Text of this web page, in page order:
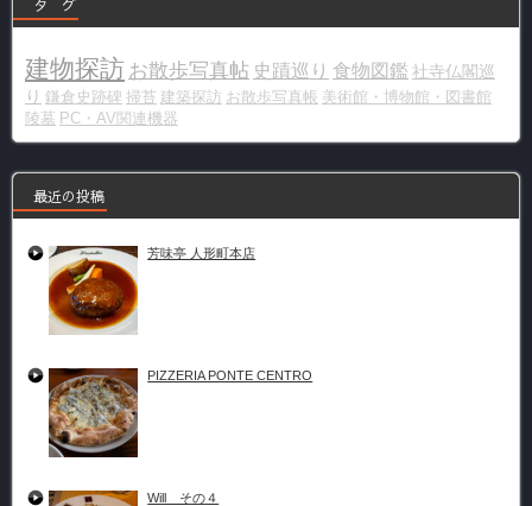
タ グ
建物探訪 お散歩写真帖 史蹟巡り 食物図鑑 社寺仏閣巡
り 鎌倉史跡碑 掃苔 建築探訪 お散歩写真帳 美術館・博物館・図書館
陵墓 PC・AV関連機器
最近の投稿
芳味亭 人形町本店
PIZZERIA PONTE CENTRO
Will その４